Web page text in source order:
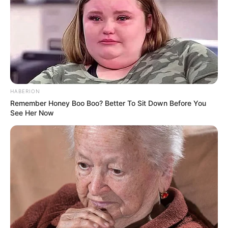
Vincennes les courses du PMU d’antan
HABERION
Remember Honey Boo Boo? Better To Sit Down Before You
See Her Now